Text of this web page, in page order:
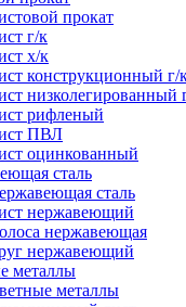
прокат
г/к
х/к
конструкционный г/
низколегированный
рифленый
ПВЛ
оцинкованный
сталь
сталь
нержавеющий
нержавеющая
нержавеющий
металлы
металлы